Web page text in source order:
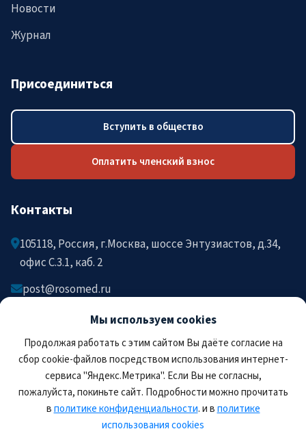
Мы используем cookies
Продолжая работать с этим сайтом Вы даёте согласие на
сбор cookie-файлов посредством использования интернет-
сервиса "Яндекс.Метрика". Если Вы не согласны,
пожалуйста, покиньте сайт. Подробности можно прочитать
вполитике конфиденциальности. и вполитике
использования cookies
Новости
Журнал
Присоединиться
Вступить в общество
Оплатить членский взнос
Контакты
105118, Россия, г.Москва, шоссе Энтузиастов, д.34,
офис C.3.1, каб. 2
post@rosomed.ru
+7-903-729-09-87
+7-910-880-36-92